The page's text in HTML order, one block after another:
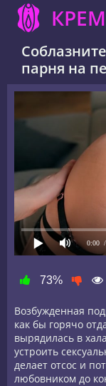
парня на
0:00
73%
Возбужденная
как бы горячо
вырядилась в
устроить
делает отсос и
любовником до